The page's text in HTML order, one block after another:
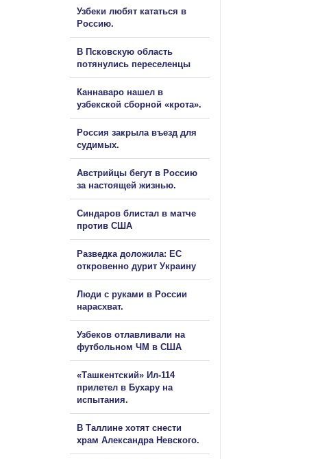
Узбеки любят кататься в
Россию.
В Псковскую область
потянулись переселенцы
Каннаваро нашел в
узбекской сборной «крота».
Россия закрыла въезд для
судимых.
Австрийцы бегут в Россию
за настоящей жизнью.
Синдаров блистал в матче
против США
Разведка доложила: ЕС
откровенно дурит Украину
Люди с руками в России
нарасхват.
Узбеков отлавливали на
футбольном ЧМ в США
«Ташкентский» Ил-114
прилетел в Бухару на
испытания.
В Таллине хотят снести
храм Александра Невского.